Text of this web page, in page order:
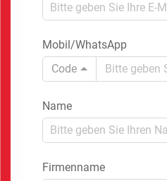
Mobil/WhatsApp
Code
Name
Firmenname